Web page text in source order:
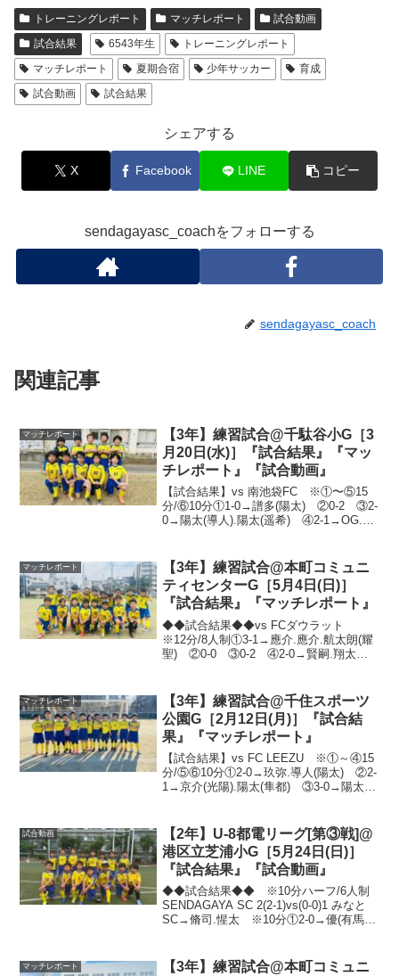
トレーニングレポート マッチレポート
試合動画
試合結果
6543年生
トレーニングレポート
マッチレポート
夏期合宿 少年サッカー
育成
試合動画
試合結果
シェアする
X Facebook LINE コピー
sendagayasc_coachをフォローする
sendagayasc_coach
関連記事
マッチレポート
【3年】練習試合@千駄谷小G［3
月20日(水)］『試合結果』『マッ
チレポート』『試合動画』
【試合結果】vs 南池袋FC ※①〜⑤15
分/⑥10分①1-0→譜多(陽太) ②0-2 ③2-
0→陽太(導人).陽太(遥希) ④2-1→OG.光
ック大会...
マッチレポート
【3年】練習試合@本町コミュニ
ティセンターG［5月4日(日)］
『試合結果』『マッチレポート』
◆◆試合結果◆◆vs FCダウラット
※12分/8人制①3-1→應介.應介.航太朗(耀
聖) ②0-0 ③0-2 ④2-0→賢嗣.翔太朗
(裕也)....
マッチレポート
【3年】練習試合@千住スポーツ
公園G［2月12日(月)］『試合結
果』『マッチレポート』
【試合結果】vs FC LEEZU ※①～④15
分/⑤⑥10分①2-0→玖弥.導人(陽太) ②2-
1→京介(光陽).陽太(隼都) ③3-0→陽太2.
試合動画
【2年】U-8都電リーグ[第③戦]@
港区立芝浦小G［5月24日(日)］
『試合結果』『試合動画』
◆◆試合結果◆◆ ※10分ハーフ/6人制
SENDAGAYA SC 2(2-1)vs(0-0)1 みなと
SC→脩司.惺太 ※10分①2-0→優(有馬).
マッチレポート
【3年】練習試合@本町コミュニ